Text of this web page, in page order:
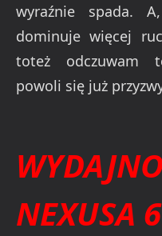
wyraźnie spada.
dominuje więcej
toteż odczuwam
powoli się już
NEXUSA